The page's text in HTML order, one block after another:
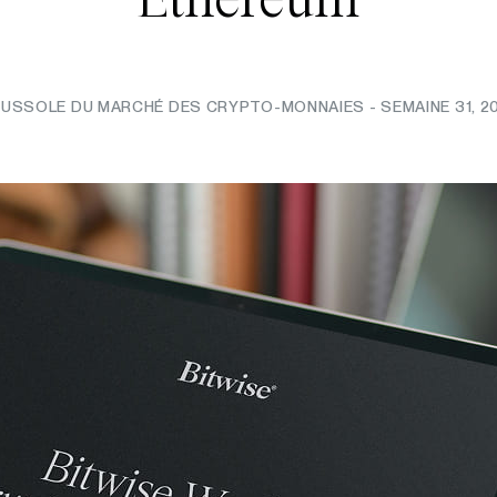
DU MARCHÉ DES CRYPTO-MONNAIES - SEMAINE 31,